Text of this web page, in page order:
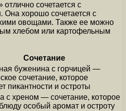
сочетается с
Она хорошо сочетается с
овощами. Также ее можно
хлебом или картофельным
Сочетание
буженина с горчицей —
сочетание, которое
пикантности и остроты
с хреном — сочетание, которое
особый аромат и остроту